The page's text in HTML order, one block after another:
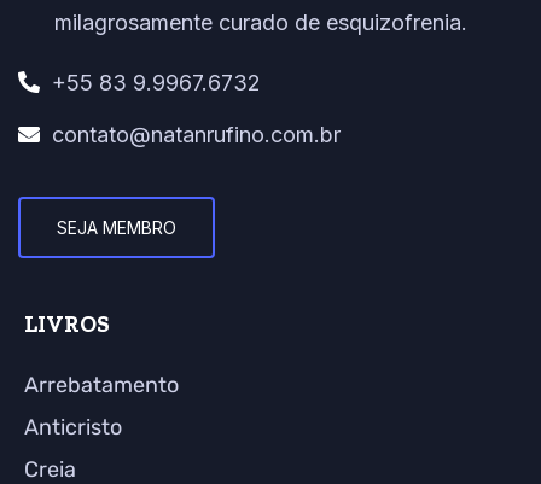
milagrosamente curado de esquizofrenia.
+55 83 9.9967.6732
contato@natanrufino.com.br
SEJA MEMBRO
LIVROS
Arrebatamento
Anticristo
Creia